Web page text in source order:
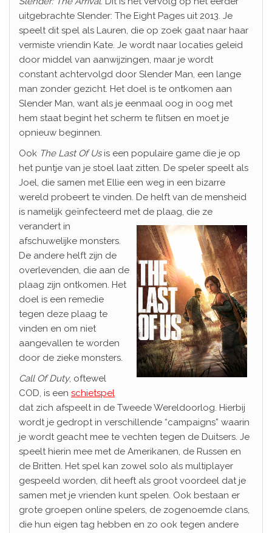
uitgebrachte Slender: The Eight Pages uit 2013. Je
speelt dit spel als Lauren, die op zoek gaat naar haar
vermiste vriendin Kate. Je wordt naar locaties geleid
door middel van aanwijzingen, maar je wordt
constant achtervolgd door Slender Man, een lange
man zonder gezicht. Het doel is te ontkomen aan
Slender Man, want als je eenmaal oog in oog met
hem staat begint het scherm te flitsen en moet je
opnieuw beginnen.
Ook The Last Of Usis een populaire game die je op
het puntje van je stoel laat zitten. De speler speelt als
Joel, die samen met Ellie een weg in een bizarre
wereld probeert te vinden. De helft van de mensheid
is namelijk geïnfecteerd met de plaag, die ze
verandert in
afschuwelijke monsters.
De andere helft zijn de
overlevenden, die aan de
plaag zijn ontkomen. Het
doel is een remedie
tegen deze plaag te
vinden en om niet
aangevallen te worden
door de zieke monsters.
Call Of Duty, oftewel
COD, is een schietspel
dat zich afspeelt in de Tweede Wereldoorlog. Hierbij
wordt je gedropt in verschillende “campaigns” waarin
je wordt geacht mee te vechten tegen de Duitsers. Je
speelt hierin mee met de Amerikanen, de Russen en
de Britten. Het spel kan zowel solo als multiplayer
gespeeld worden, dit heeft als groot voordeel dat je
samen met je vrienden kunt spelen. Ook bestaan er
grote groepen online spelers, de zogenoemde clans,
die hun eigen tag hebben en zo ook tegen andere